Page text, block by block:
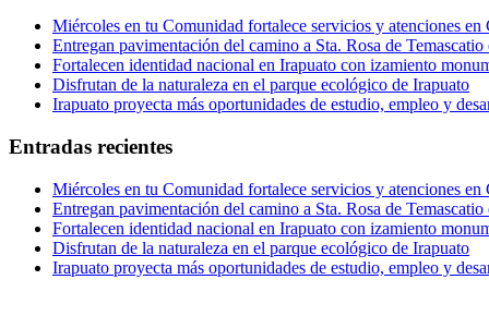
Miércoles en tu Comunidad fortalece servicios y atenciones en
Entregan pavimentación del camino a Sta. Rosa de Temascatio
Fortalecen identidad nacional en Irapuato con izamiento
Disfrutan de la naturaleza en el parque ecológico de Irapuato
Irapuato proyecta más oportunidades de estudio, empleo y
Entradas recientes
Miércoles en tu Comunidad fortalece servicios y atenciones en
Entregan pavimentación del camino a Sta. Rosa de Temascatio
Fortalecen identidad nacional en Irapuato con izamiento
Disfrutan de la naturaleza en el parque ecológico de Irapuato
Irapuato proyecta más oportunidades de estudio, empleo y